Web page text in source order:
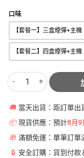
口味
【套餐一】三盒煙彈+主機
【套餐二】四盒煙彈+主機
東京魔盒電子煙煙彈 鐵
🚚 當天出貨：距訂單出
📦 現貨供應：預計8月9
🎁 滿額免運：單筆訂單
🔒 安全訂購：貨到付款